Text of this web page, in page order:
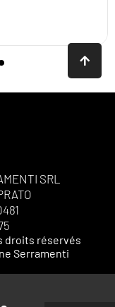
SRL
droits réservés
Serramenti